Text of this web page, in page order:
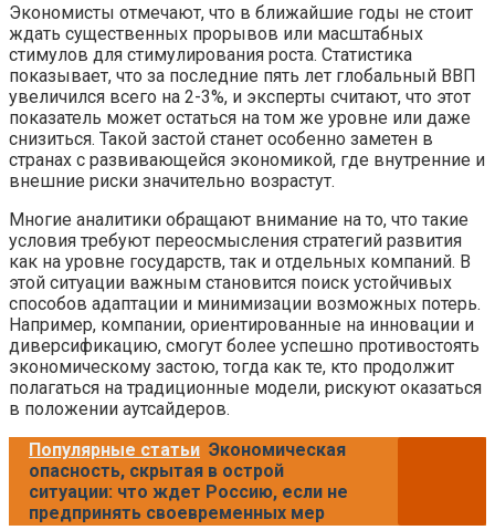
Экономисты отмечают, что в ближайшие годы не стоит
ждать существенных прорывов или масштабных
стимулов для стимулирования роста. Статистика
показывает, что за последние пять лет глобальный ВВП
увеличился всего на 2-3%, и эксперты считают, что этот
показатель может остаться на том же уровне или даже
снизиться. Такой застой станет особенно заметен в
странах с развивающейся экономикой, где внутренние и
внешние риски значительно возрастут.
Многие аналитики обращают внимание на то, что такие
условия требуют переосмысления стратегий развития
как на уровне государств, так и отдельных компаний. В
этой ситуации важным становится поиск устойчивых
способов адаптации и минимизации возможных потерь.
Например, компании, ориентированные на инновации и
диверсификацию, смогут более успешно противостоять
экономическому застою, тогда как те, кто продолжит
полагаться на традиционные модели, рискуют оказаться
в положении аутсайдеров.
Популярные статьи Экономическая
опасность, скрытая в острой
ситуации: что ждет Россию, если не
предпринять своевременных мер